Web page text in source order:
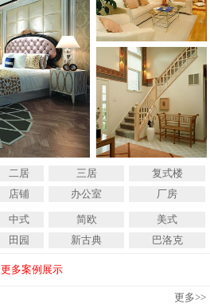
二居 三居
复式楼
店铺 办公室 厂房
中式 简欧
美式
田园 新古典 巴洛克
更多案例展示
更多>>